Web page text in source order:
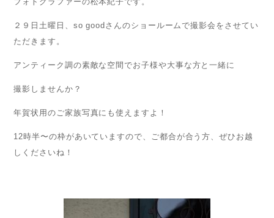
２９日土曜日、so goodさんのショールームで撮影会をさせてい
ただきます。
アンティーク調の素敵な空間でお子様や大事な方と一緒に
撮影しませんか？
年賀状用のご家族写真にも使えますよ！
12時半〜の枠があいていますので、ご都合が合う方、ぜひお越
しくださいね！